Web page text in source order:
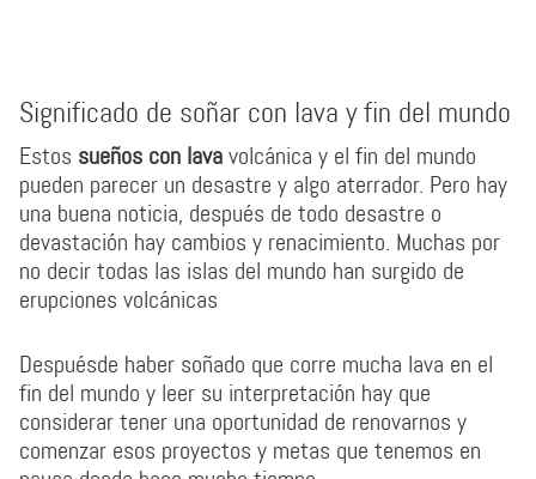
Significado de soñar con lava y fin del mundo
Estos sueños con lavavolcánica y el fin del mundo
pueden parecer un desastre y algo aterrador. Pero hay
una buena noticia, después de todo desastre o
devastación hay cambios y renacimiento. Muchas por
no decir todas las islas del mundo han surgido de
erupciones volcánicas
Despuésde haber soñado que corre mucha lava en el
fin del mundo y leer su interpretación hay que
considerar tener una oportunidad de renovarnos y
comenzar esos proyectos y metas que tenemos en